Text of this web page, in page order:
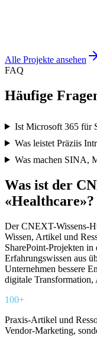
SharePoint Forschung
Alle Projekte ansehen
FAQ
Häufige
Ist Microsoft 365 für
Was leistet Präziis
Was machen SINA,
Was ist der
«Healthcare»?
Der CNEXT-Wissens-
Wissen, Artikel und
SharePoint-Projekten
Erfahrungswissen aus
Unternehmen bessere
digitale
100+
Praxis-Artikel und
Vendor-Marketing,